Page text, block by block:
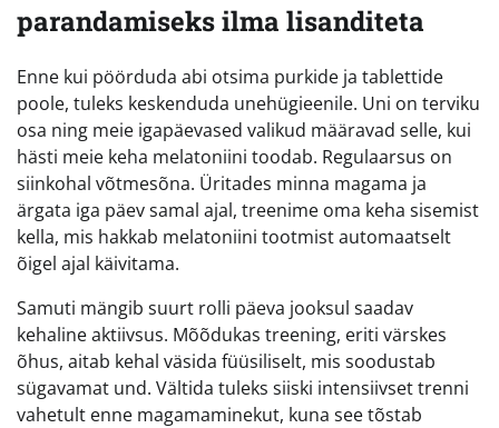
parandamiseks ilma lisanditeta
Enne kui pöörduda abi otsima purkide ja tablettide
poole, tuleks keskenduda unehügieenile. Uni on terviku
osa ning meie igapäevased valikud määravad selle, kui
hästi meie keha melatoniini toodab. Regulaarsus on
siinkohal võtmesõna. Üritades minna magama ja
ärgata iga päev samal ajal, treenime oma keha sisemist
kella, mis hakkab melatoniini tootmist automaatselt
õigel ajal käivitama.
Samuti mängib suurt rolli päeva jooksul saadav
kehaline aktiivsus. Mõõdukas treening, eriti värskes
õhus, aitab kehal väsida füüsiliselt, mis soodustab
sügavamat und. Vältida tuleks siiski intensiivset trenni
vahetult enne magamaminekut, kuna see tõstab